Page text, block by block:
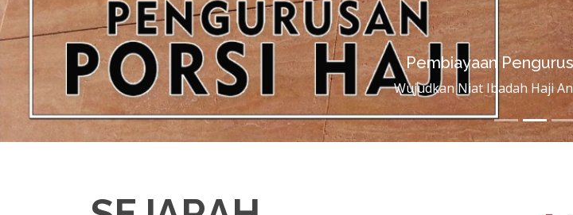
Pembiayaan
Wujudkan Niat Ibadah Haji